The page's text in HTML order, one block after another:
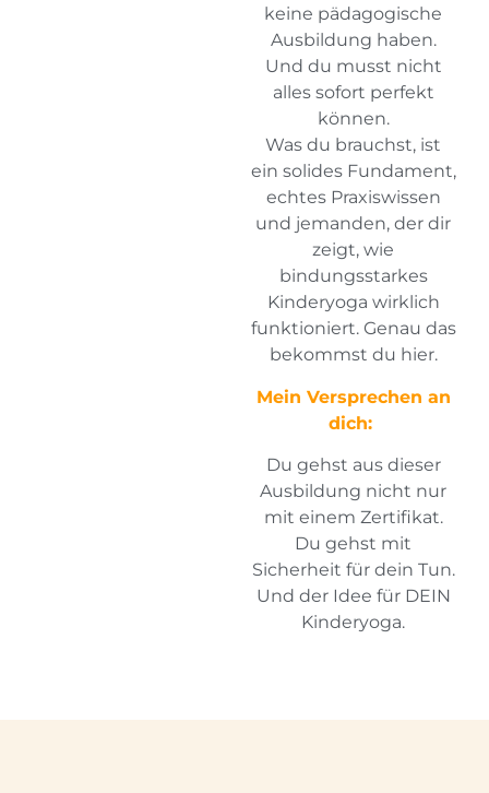
keine pädagogische
Ausbildung haben.
Und du musst nicht
alles sofort perfekt
können.
Was du brauchst, ist
ein solides Fundament,
echtes Praxiswissen
und jemanden, der dir
zeigt, wie
bindungsstarkes
Kinderyoga wirklich
funktioniert. Genau das
bekommst du hier.
Mein Versprechen an
dich:
Du gehst aus dieser
Ausbildung nicht nur
mit einem Zertifikat.
Du gehst mit
Sicherheit für dein Tun.
Und der Idee für DEIN
Kinderyoga.